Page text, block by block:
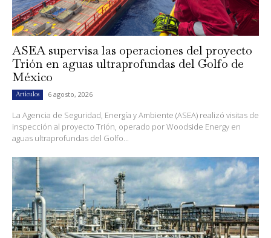
ASEA supervisa las operaciones del proyecto
Trión en aguas ultraprofundas del Golfo de
México
Artículos 6 agosto, 2026
La Agencia de Seguridad, Energía y Ambiente (ASEA) realizó visitas de
inspección al proyecto Trión, operado por Woodside Energy en
aguas ultraprofundas del Golfo...